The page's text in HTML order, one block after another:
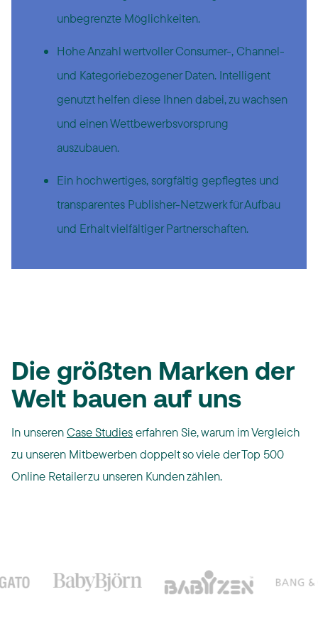
unbegrenzte Möglichkeiten.
Hohe Anzahl wertvoller Consumer-, Channel-
und Kategoriebezogener Daten. Intelligent
genutzt helfen diese Ihnen dabei, zu wachsen
und einen Wettbewerbsvorsprung
auszubauen.
Ein hochwertiges, sorgfältig gepflegtes und
transparentes Publisher-Netzwerk für Aufbau
und Erhalt vielfältiger Partnerschaften.
Die größten Marken der
Welt bauen auf uns
In unserenCase Studieserfahren Sie, warum im Vergleich
zu unseren Mitbewerben doppelt so viele der Top 500
Online Retailer zu unseren Kunden zählen.